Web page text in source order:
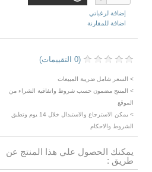
إضافة لرغباتي
اضافة للمقارنة
(0 التقييمات)
> السعر شامل ضريبة المبيعات
> المنتج مضمون حسب شروط واتفاقية الشراء من
الموقع
> يمكن الاسترجاع والاستبدال خلال 14 يوم وتطبق
الشروط والاحكام
يمكنك الحصول علي هذا المنتج عن
طريق :